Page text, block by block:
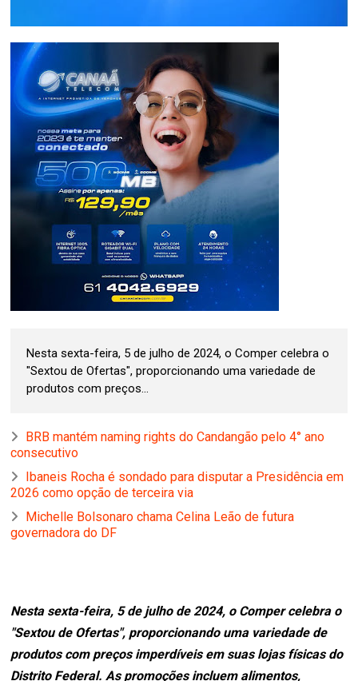
Nesta sexta-feira, 5 de julho de 2024, o Comper celebra o
"Sextou de Ofertas", proporcionando uma variedade de
produtos com preços...
BRB mantém naming rights do Candangão pelo 4° ano
consecutivo
Ibaneis Rocha é sondado para disputar a Presidência em
2026 como opção de terceira via
Michelle Bolsonaro chama Celina Leão de futura
governadora do DF
Nesta sexta-feira, 5 de julho de 2024, o Comper celebra o
"Sextou de Ofertas", proporcionando uma variedade de
produtos com preços imperdíveis em suas lojas físicas do
Distrito Federal. As promoções incluem alimentos,